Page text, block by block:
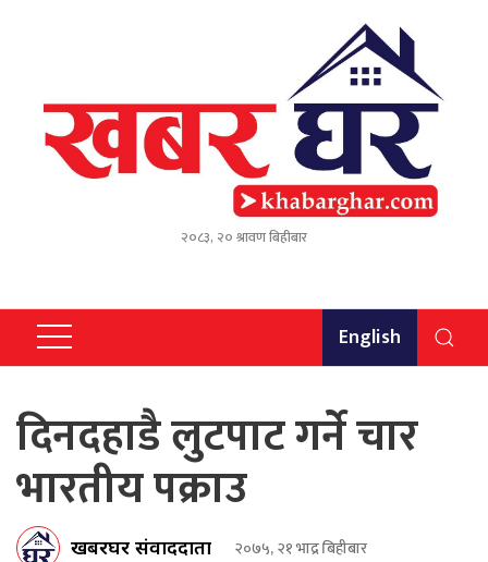
२०८३, २० श्रावण बिहीबार
English
दिनदहाडै लुटपाट गर्ने चार
भारतीय पक्राउ
खबरघर संवाददाता २०७५, २१ भाद्र बिहीबार